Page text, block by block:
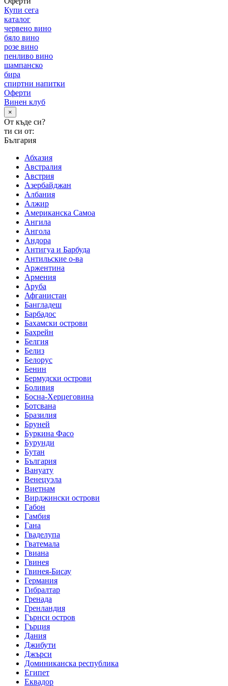
Купи сега
каталог
червено вино
бяло вино
розе вино
пенливо вино
шампанско
бира
спиртни напитки
Оферти
Винен клуб
×
От къде си?
ти си от:
България
Абхазия
Австралия
Австрия
Азербайджан
Албания
Алжир
Американска Самоа
Ангила
Ангола
Андора
Антигуа и Барбуда
Антильские о-ва
Аржентина
Армения
Аруба
Афганистан
Бангладеш
Барбадос
Бахамски острови
Бахрейн
Белгия
Белиз
Белорус
Бенин
Бермудски острови
Боливия
Босна-Херцеговина
Ботсвана
Бразилия
Бруней
Буркина Фасо
Бурунди
Бутан
България
Вануату
Венецуэла
Виетнам
Вирджински острови
Габон
Гамбия
Гана
Гваделупа
Гватемала
Гвиана
Гвинея
Гвинея-Бисау
Германия
Гибралтар
Гренада
Гренландия
Гърнси остров
Гърция
Дания
Джибути
Джърси
Доминиканска республика
Египет
Еквадор